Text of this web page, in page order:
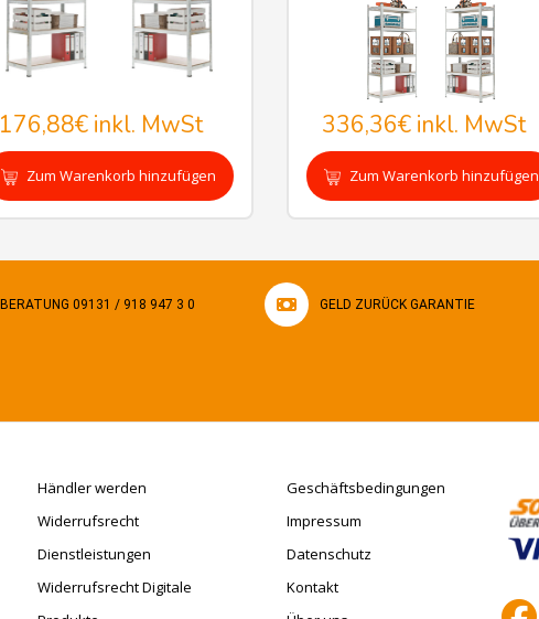
176,88€ inkl. MwSt
Zum Warenkorb hinzufügen
336,36€inkl. MwSt
Zum Warenkorb hinzufügen
BERATUNG 09131 / 918 947 3 0 GELD ZURÜCK GARANTIE
Händler werden
Widerrufsrecht
Dienstleistungen
Widerrufsrecht Digitale
Geschäftsbedingungen
Impressum
Datenschutz
Kontakt